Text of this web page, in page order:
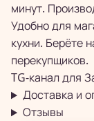
минут.
Удобно для
кухни. Берёте
перекупщиков.
TG-канал для
Доставка и
Отзывы